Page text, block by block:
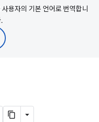
용자의 기본 언어로 번역합니